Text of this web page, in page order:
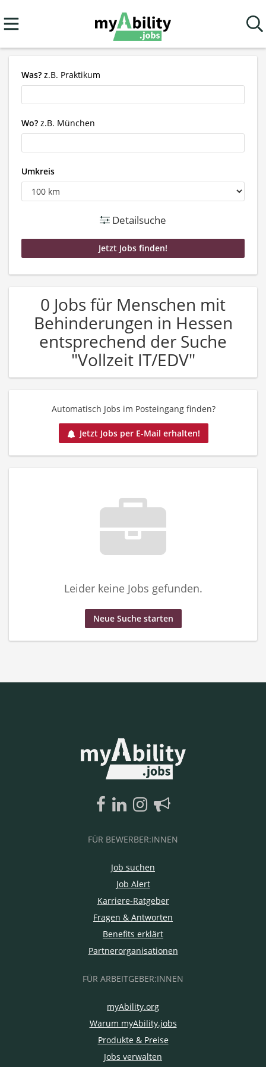
Was? z.B. Praktikum
Wo? z.B. München
Umkreis
Detailsuche
0 Jobs für Menschen mit
Behinderungen in Hessen
entsprechend der Suche
"Vollzeit IT/EDV"
Automatisch Jobs im Posteingang finden?
Jetzt Jobs per E-Mail erhalten!
Leider keine Jobs gefunden.
Neue Suche starten
FÜR BEWERBER:INNEN
Job suchen
Job Alert
Karriere-Ratgeber
Fragen & Antworten
Benefits erklärt
Partnerorganisationen
FÜR ARBEITGEBER:INNEN
myAbility.org
Warum myAbility.jobs
Produkte & Preise
Jobs verwalten